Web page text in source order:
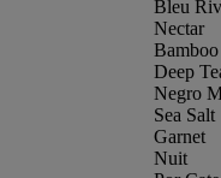
Bleu
Nectar
Bamboo
Deep
Negro
Sea Salt
Garnet
Nuit